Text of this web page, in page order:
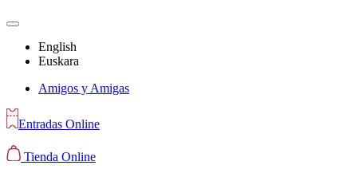
English
Euskara
Amigos y Amigas
Entradas Online
Tienda Online